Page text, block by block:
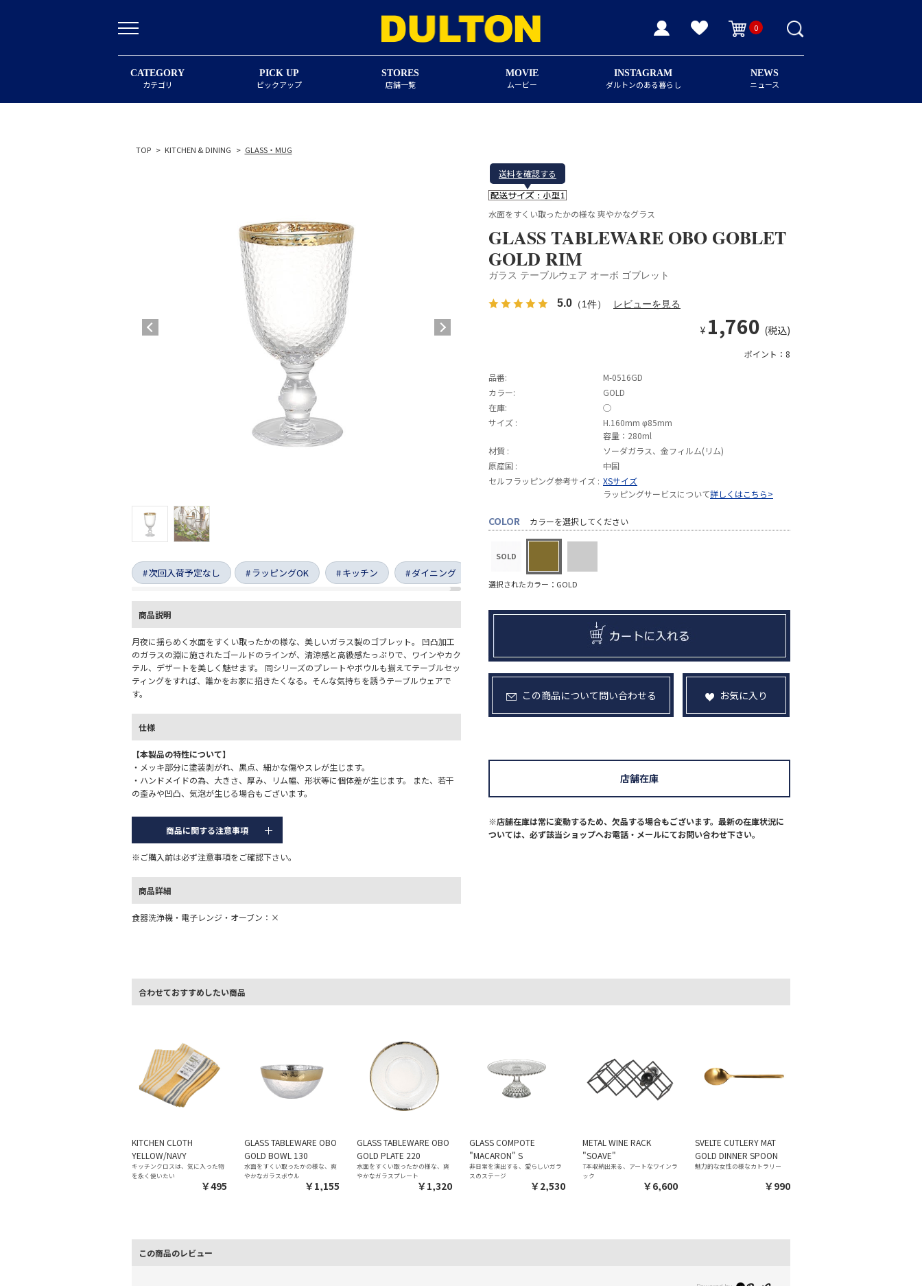
0
CATEGORY
カテゴリ
PICK UP
ピックアップ
STORES
店舗一覧
MOVIE
ムービー
INSTAGRAM
ダルトンのある暮らし
NEWS
ニュース
TOP > KITCHEN & DINING > GLASS・MUG
次回入荷予定なし ラッピングOK キッチン ダイニング
商品説明
月夜に揺らめく水面をすくい取ったかの様な、美しいガラス製のゴブレット。 凹凸加工
のガラスの淵に施されたゴールドのラインが、清涼感と高級感たっぷりで、ワインやカク
テル、デザートを美しく魅せます。 同シリーズのプレートやボウルも揃えてテーブルセッ
ティングをすれば、誰かをお家に招きたくなる。そんな気持ちを誘うテーブルウェアで
す。
仕様
【本製品の特性について】
・メッキ部分に塗装剥がれ、黒点、細かな傷やスレが生じます。
・ハンドメイドの為、大きさ、厚み、リム幅、形状等に個体差が生じます。 また、若干
の歪みや凹凸、気泡が生じる場合もございます。
商品に関する注意事項
※ご購入前は必ず注意事項をご確認下さい。
商品詳細
食器洗浄機・電子レンジ・オーブン：×
送料を確認する
水面をすくい取ったかの様な 爽やかなグラス
GLASS TABLEWARE OBO GOBLET
GOLD RIM
ガラス テーブルウェア オーボ ゴブレット
5.0 （1件） レビューを見る
¥ 1,760 (税込)
ポイント：8
品番:
M-0516GD
カラー:
GOLD
在庫:
◯
サイズ :
H.160mm φ85mm
容量：280ml
材質 :
ソーダガラス、金フィルム(リム)
原産国 :
中国
セルフラッピング参考サイズ : XSサイズ
ラッピングサービスについて詳しくはこちら>
COLOR カラーを選択してください
選択されたカラー：GOLD
この商品について問い合わせる お気に入り
※店舗在庫は常に変動するため、欠品する場合もございます。最新の在庫状況に
ついては、必ず該当ショップへお電話・メールにてお問い合わせ下さい。
店舗在庫
合わせておすすめしたい商品
KITCHEN CLOTH
YELLOW/NAVY
キッチンクロスは、気に入った物
を永く使いたい
￥495
GLASS TABLEWARE OBO
GOLD BOWL 130
水面をすくい取ったかの様な、爽
かなガラスボウル
￥1,155
GLASS TABLEWARE OBO
GOLD PLATE 220
水面をすくい取ったかの様な、爽
かなガラスプレート
￥1,320
GLASS COMPOTE
"MACARON" S
非日常を演出する、愛らしいガラ
スのステージ
￥2,530
METAL WINE RACK
"SOAVE"
7本収納出来る、アートなワインラ
ック
￥6,600
SVELTE CUTLERY MAT
GOLD DINNER SPOON
魅力的な女性の様なカトラリー
￥990
この商品のレビュー